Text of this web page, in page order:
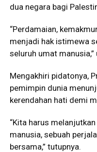
dua negara bagi
“Perdamaian,
menjadi hak istimewa
seluruh umat manusia,”
Mengakhiri pidatonya,
pemimpin dunia
kerendahan hati demi
“Kita harus
manusia, sebuah
bersama,” tutupnya.